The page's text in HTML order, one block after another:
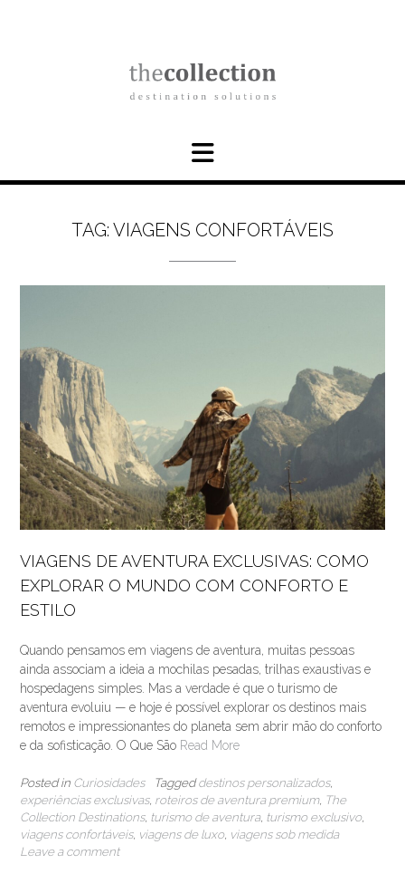
TAG: VIAGENS CONFORTÁVEIS
VIAGENS DE AVENTURA EXCLUSIVAS: COMO
EXPLORAR O MUNDO COM CONFORTO E
ESTILO
Quando pensamos em viagens de aventura, muitas pessoas
ainda associam a ideia a mochilas pesadas, trilhas exaustivas e
hospedagens simples. Mas a verdade é que o turismo de
aventura evoluiu — e hoje é possível explorar os destinos mais
remotos e impressionantes do planeta sem abrir mão do conforto
e da sofisticação. O Que São Read More
Posted in Curiosidades Taggeddestinos personalizados,
experiências exclusivas, roteiros de aventura premium, The
Collection Destinations, turismo de aventura, turismo exclusivo,
viagens confortáveis, viagens de luxo, viagens sob medida
Leave a comment